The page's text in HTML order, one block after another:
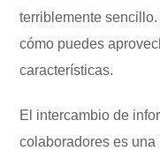
terriblemente
cómo puedes
características.
El intercambio de
colaboradores es